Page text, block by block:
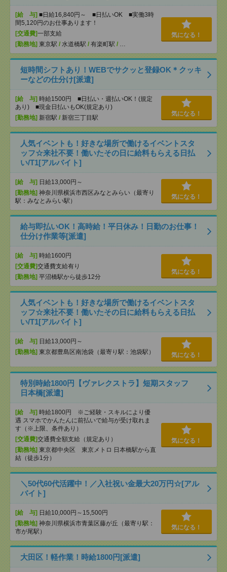
[給 与] ■日給16,840円～ ■日払いOK ■実働3時
間5,120円のお仕事あります！
[交通費]一部支給
[勤務地] 東京駅 / 水道橋駅 / 有楽町駅 / …
気になる！
短時間シフトあり！WEBでサクッと登録OK＊クッキ
ーなどの仕分け[派遣]
[給 与] 時給1500円 ■日払い・週払いOK！(規定
あり) ■現金日払いもOK(規定あり)
[勤務地] 新宿駅 / 新宿三丁目駅
気になる！
人気イベントも！好きな場所で働けるイベントスタ
ッフ☆来社不要！働いたその日に給料もらえる日払
い/T1[アルバイト]
[給 与] 日給13,000円～
[勤務地] 神奈川県横浜市西区みなとみらい（最寄り
駅：みなとみらい駅）
気になる！
給与即払いOK！高時給！平日休み！日勤のお仕事！
仕分け作業等[派遣]
[給 与] 時給1600円
[交通費]交通費支給有り
[勤務地] 平沼橋駅から徒歩12分
気になる！
人気イベントも！好きな場所で働けるイベントスタ
ッフ☆来社不要！働いたその日に給料もらえる日払
い/T1[アルバイト]
[給 与] 日給13,000円～
[勤務地] 東京都豊島区南池袋（最寄り駅：池袋駅） 気になる！
特別時給1800円【ヴァレクストラ】短期スタッフ
日本橋[派遣]
[給 与] 時給1800円 ※ご経験・スキルにより優
遇 スマホでかんたんに前払いで給与が受け取れま
す（※上限、条件あり）
[交通費]交通費全額支給（規定あり）
[勤務地] 東京都中央区 東京メトロ 日本橋駅から直
結（徒歩1分）
気になる！
＼50代60代活躍中！／入社祝い金最大20万円☆[アル
バイト]
[給 与] 日給10,000円～15,500円
[勤務地] 神奈川県横浜市青葉区藤が丘（最寄り駅：
市が尾駅）
気になる！
大田区！軽作業！時給1800円[派遣]